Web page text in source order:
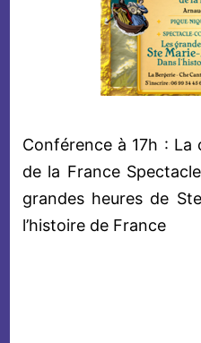
Conférence à 17h : La
de la France
grandes heures de
l’histoire de France